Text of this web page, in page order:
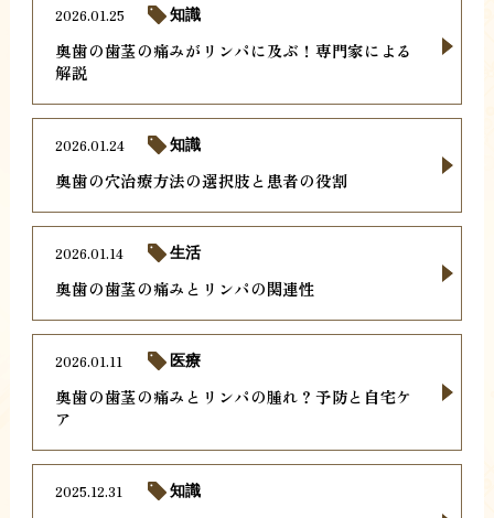
奥歯の歯茎の痛みがリンパに及ぶ！専門家による
解説
2026.01.25 知識
奥歯の穴治療方法の選択肢と患者の役割
2026.01.24 知識
奥歯の歯茎の痛みとリンパの関連性
2026.01.14 生活
奥歯の歯茎の痛みとリンパの腫れ？予防と自宅ケ
ア
2026.01.11 医療
2025.12.31 知識